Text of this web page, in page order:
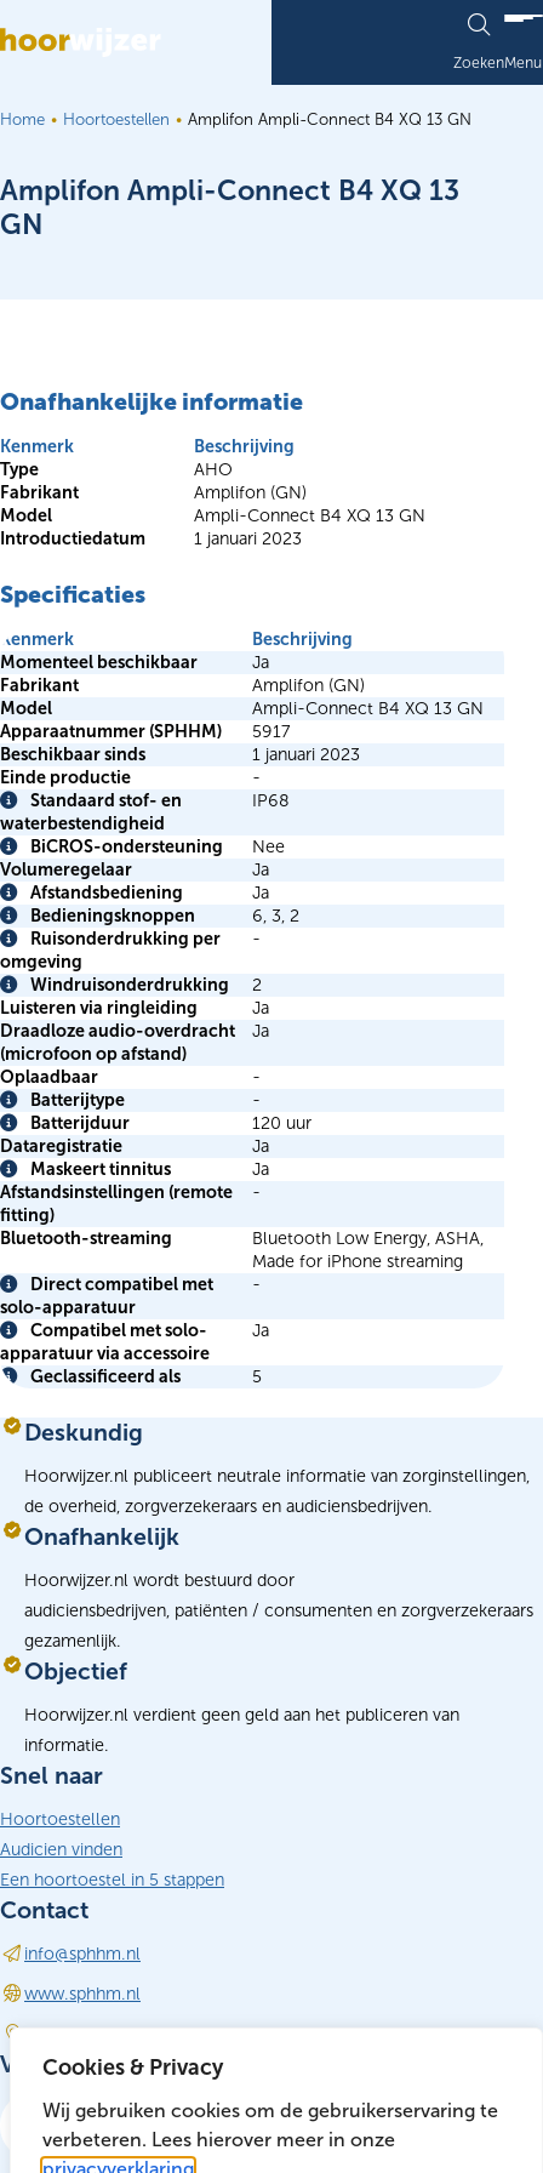
Cookies & Privacy
Wij gebruiken cookies om de gebruikerservaring te
verbeteren. Lees hierover meer in onze
privacyverklaring
ZoekenMenu
Home Hoortoestellen Amplifon Ampli-Connect B4 XQ 13 GN
Amplifon Ampli-Connect B4 XQ 13
GN
Onafhankelijke informatie
Kenmerk
Beschrijving
Type
AHO
Fabrikant
Amplifon (GN)
Model
Ampli-Connect B4 XQ 13 GN
Introductiedatum
1 januari 2023
Specificaties
Kenmerk
Beschrijving
Momenteel beschikbaar
Ja
Fabrikant
Amplifon (GN)
Model
Ampli-Connect B4 XQ 13 GN
Apparaatnummer (SPHHM)
5917
Beschikbaar sinds
1 januari 2023
Einde productie
-
Info
Standaard stof- en
waterbestendigheid
IP68
Info
BiCROS-ondersteuning
Nee
Volumeregelaar
Ja
Info
Afstandsbediening Ja
Info
Bedieningsknoppen 6, 3, 2
Info
Ruisonderdrukking per
omgeving
-
Info
Windruisonderdrukking
2
Luisteren via ringleiding
Ja
Draadloze audio-overdracht
(microfoon op afstand)
Ja
Oplaadbaar -
Info
Batterijtype -
Info
Batterijduur
120 uur
Dataregistratie
Ja
Info
Maskeert tinnitus
Ja
Afstandsinstellingen (remote
fitting)
-
Bluetooth-streaming
Bluetooth Low Energy, ASHA,
Made for iPhone streaming
Info
Direct compatibel met
solo-apparatuur
-
Info
Compatibel met solo-
apparatuur via accessoire
Ja
Geclassificeerd als 5
Deskundig
Hoorwijzer.nl publiceert neutrale informatie van zorginstellingen,
de overheid, zorgverzekeraars en audiciensbedrijven.
Onafhankelijk
Hoorwijzer.nl wordt bestuurd door
audiciensbedrijven, patiënten / consumenten en zorgverzekeraars
gezamenlijk.
Objectief
Hoorwijzer.nl verdient geen geld aan het publiceren van
informatie.
Snel naar
Hoortoestellen
Audicien vinden
Een hoortoestel in 5 stappen
Contact
info@sphhm.nl
www.sphhm.nl
Driebergen-Rijsenburg
Volg ons
(opent in nieuw tabblad)